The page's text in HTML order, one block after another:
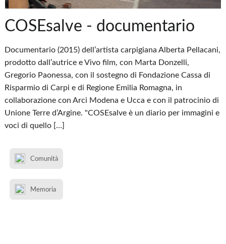
COSEsalve - documentario
Documentario (2015) dell’artista carpigiana Alberta Pellacani,
prodotto dall’autrice e Vivo film, con Marta Donzelli,
Gregorio Paonessa, con il sostegno di Fondazione Cassa di
Risparmio di Carpi e di Regione Emilia Romagna, in
collaborazione con Arci Modena e Ucca e con il patrocinio di
Unione Terre d’Argine. "COSEsalve è un diario per immagini e
voci di quello […]
Comunità
Memoria